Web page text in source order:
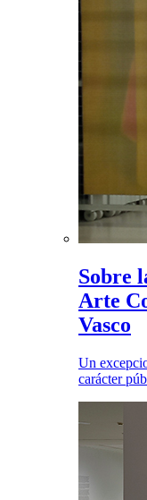
Sobre
Arte
Vasco
Un
carácter